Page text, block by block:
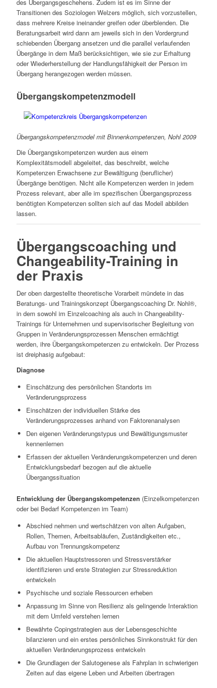
des Übergangsgeschehens. Zudem ist es im Sinne der
Transitionen des Soziologen Welzers möglich, sich vorzustellen,
dass mehrere Kreise ineinander greifen oder überblenden. Die
Beratungsarbeit wird dann am jeweils sich in den Vordergrund
schiebenden Übergang ansetzen und die parallel verlaufenden
Übergänge in dem Maß berücksichtigen, wie sie zur Erhaltung
oder Wiederherstellung der Handlungsfähigkeit der Person im
Übergang herangezogen werden müssen.
Übergangskompetenzmodell
Übergangskompetenzmodel mit Binnenkompetenzen, Nohl 2009
Die Übergangskompetenzen wurden aus einem
Komplexitätsmodell abgeleitet, das beschreibt, welche
Kompetenzen Erwachsene zur Bewältigung (beruflicher)
Übergänge benötigen. Nicht alle Kompetenzen werden in jedem
Prozess relevant, aber alle im spezifischen Übergangsprozess
benötigten Kompetenzen sollten sich auf das Modell abbilden
lassen.
Übergangscoaching und
Changeability-Training in
der Praxis
Der oben dargestellte theoretische Vorarbeit mündete in das
Beratungs- und Trainingskonzept Übergangscoaching Dr. Nohl®,
in dem sowohl im Einzelcoaching als auch in Changeability-
Trainings für Unternehmen und supervisorischer Begleitung von
Gruppen in Veränderungsprozessen Menschen ermächtigt
werden, ihre Übergangskompetenzen zu entwickeln. Der Prozess
ist dreiphasig aufgebaut:
Diagnose
Einschätzung des persönlichen Standorts im
Veränderungsprozess
Einschätzen der individuellen Stärke des
Veränderungsprozesses anhand von Faktorenanalysen
Den eigenen Veränderungstypus und Bewältigungsmuster
kennenlernen
Erfassen der aktuellen Veränderungskompetenzen und deren
Entwicklungsbedarf bezogen auf die aktuelle
Übergangssituation
Entwicklung der Übergangskompetenzen (Einzelkompetenzen
oder bei Bedarf Kompetenzen im Team)
Abschied nehmen und wertschätzen von alten Aufgaben,
Rollen, Themen, Arbeitsabläufen, Zuständigkeiten etc.,
Aufbau von Trennungskompetenz
Die aktuellen Hauptstressoren und Stressverstärker
identifizieren und erste Strategien zur Stressreduktion
entwickeln
Psychische und soziale Ressourcen erheben
Anpassung im Sinne von Resilienz als gelingende Interaktion
mit dem Umfeld verstehen lernen
Bewährte Copingstrategien aus der Lebensgeschichte
bilanzieren und ein erstes persönliches Sinnkonstrukt für den
aktuellen Veränderungsprozess entwickeln
Die Grundlagen der Salutogenese als Fahrplan in schwierigen
Zeiten auf das eigene Leben und Arbeiten übertragen